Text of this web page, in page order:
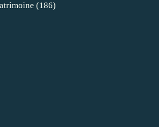
(186)